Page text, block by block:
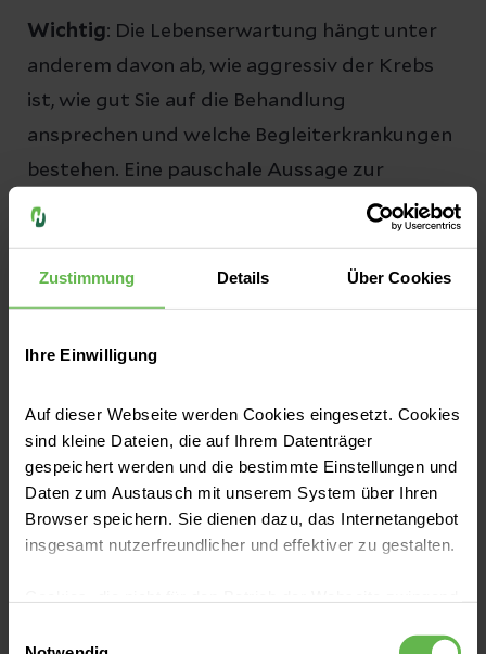
Zustimmung Details Über Cookies
Ihre Einwilligung
Auf dieser Webseite werden Cookies eingesetzt. Cookies
sind kleine Dateien, die auf Ihrem Datenträger
gespeichert werden und die bestimmte Einstellungen und
Daten zum Austausch mit unserem System über Ihren
Browser speichern. Sie dienen dazu, das Internetangebot
insgesamt nutzerfreundlicher und effektiver zu gestalten.
eingesetzt werden.
Wichtig: Die Lebenserwartung hängt unter
anderem davon ab, wie aggressiv der Krebs
ist, wie gut Sie auf die Behandlung
ansprechen und welche Begleiterkrankungen
bestehen. Eine pauschale Aussage zur
Lebenserwartung kann deshalb auch hier
Auch bei einer fortgeschrittenen Erkrankung
es noch weitere Behandlungsmaßnahmen
geben kann. Dazu zählen unter anderem
antihormonelle Therapien, moderne
zielgerichtete Medikamente, Chemotherapie
sowie individuell angepasste palliative